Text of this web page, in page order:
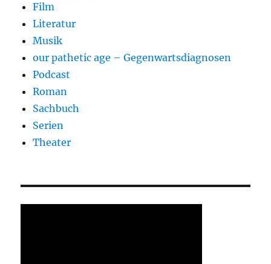
Film
Literatur
Musik
our pathetic age – Gegenwartsdiagnosen
Podcast
Roman
Sachbuch
Serien
Theater